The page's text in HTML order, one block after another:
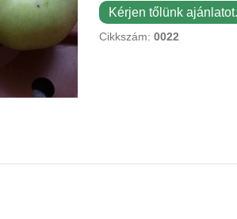
Kérjen tőlünk ajánlatot.
Cikkszám: 0022